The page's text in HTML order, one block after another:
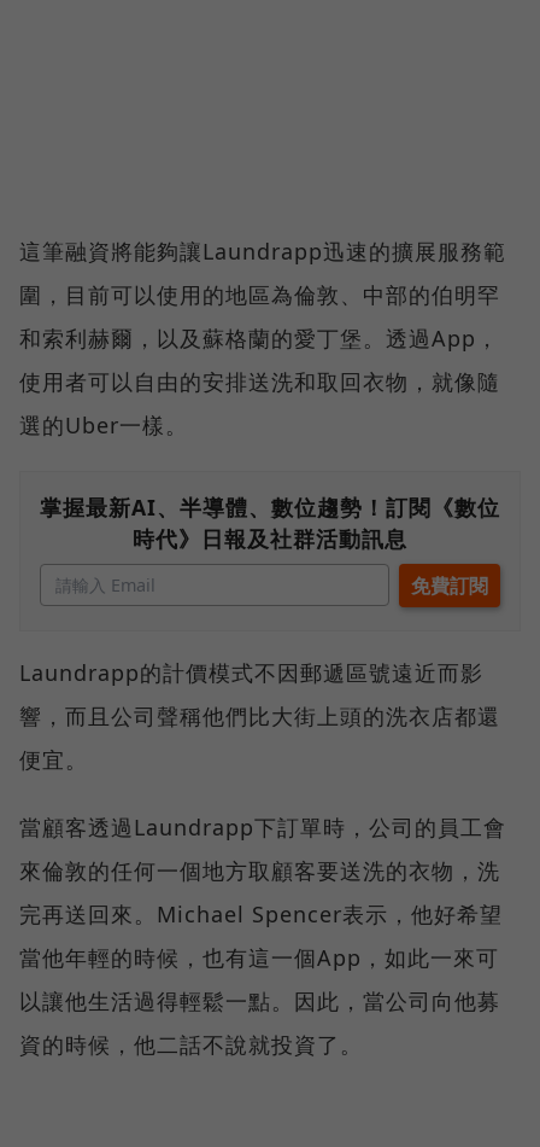
這筆融資將能夠讓Laundrapp迅速的擴展服務範
圍，目前可以使用的地區為倫敦、中部的伯明罕
和索利赫爾，以及蘇格蘭的愛丁堡。透過App，
使用者可以自由的安排送洗和取回衣物，就像隨
選的Uber一樣。
掌握最新AI、半導體、數位趨勢！訂閱《數位
時代》日報及社群活動訊息
Laundrapp的計價模式不因郵遞區號遠近而影
響，而且公司聲稱他們比大街上頭的洗衣店都還
便宜。
當顧客透過Laundrapp下訂單時，公司的員工會
來倫敦的任何一個地方取顧客要送洗的衣物，洗
完再送回來。Michael Spencer表示，他好希望
當他年輕的時候，也有這一個App，如此一來可
以讓他生活過得輕鬆一點。因此，當公司向他募
資的時候，他二話不說就投資了。